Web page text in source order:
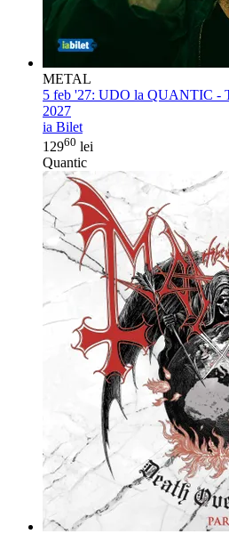
METAL
5 feb '27: UDO la QUANTIC -
2027
ia Bilet
12960 lei
Quantic